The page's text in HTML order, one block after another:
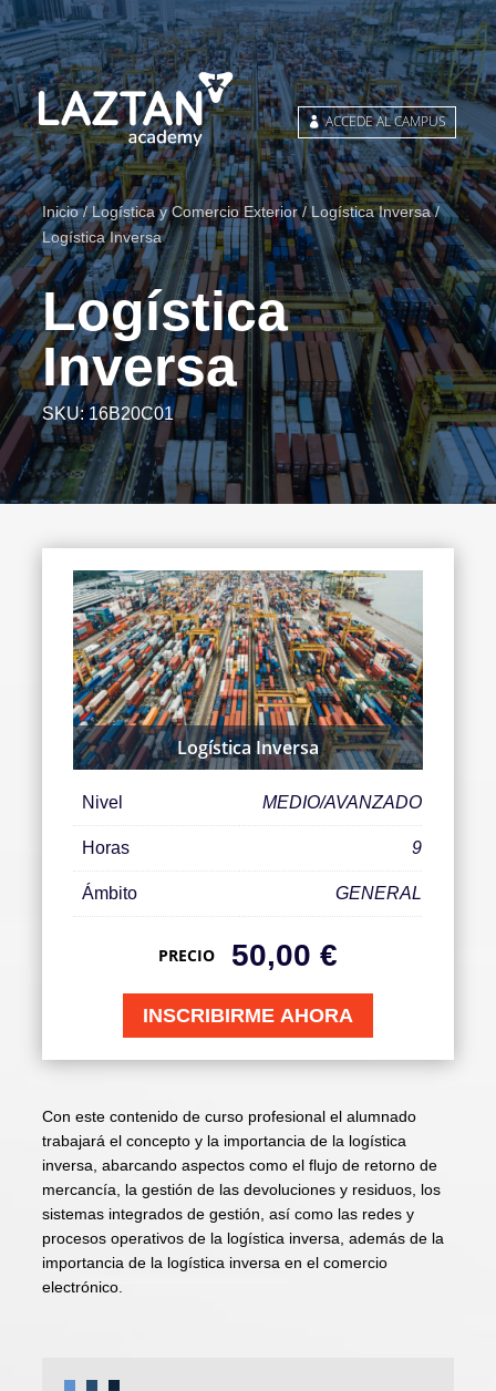
ACCEDE AL CAMPUS
Inicio/Logística y Comercio Exterior/Logística Inversa/
Logística Inversa
Logística
Inversa
SKU: 16B20C01
Con este contenido de curso profesional el alumnado
trabajará el concepto y la importancia de la logística
inversa, abarcando aspectos como el flujo de retorno de
mercancía, la gestión de las devoluciones y residuos, los
sistemas integrados de gestión, así como las redes y
procesos operativos de la logística inversa, además de la
importancia de la logística inversa en el comercio
electrónico.
Logística Inversa
Nivel MEDIO/AVANZADO
Horas 9
Ámbito GENERAL
PRECIO 50,00 €
INSCRIBIRME AHORA